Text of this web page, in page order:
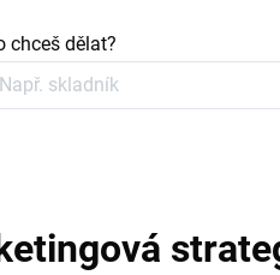
chceš dělat?